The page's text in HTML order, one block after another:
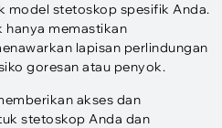
model stetoskop spesifik Anda.
hanya memastikan
lapisan perlindungan
goresan atau penyok.
akses dan
stetoskop Anda dan